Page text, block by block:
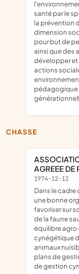
santé par le
la prévention
dimension
pour but de
ainsi que des
développer et
actions
pédagogique
CHASSE
ASSOCIATION COMMUNALE DE CHASSE
AGREEE
1974-12-12
dans le cadre du code de l'environnement, d'assurer
une bonne
favoriser sur
de la faune
équilibre
cynégétique
animaux
plans de
de gestion